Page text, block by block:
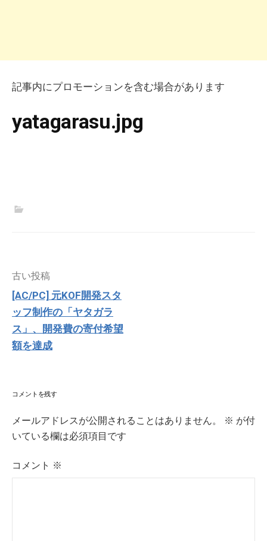
記事内にプロモーションを含む場合があります
yatagarasu.jpg
投
ナ
ビ
ゲ
ー
シ
古い投稿
[AC/PC] 元KOF開発スタ
ッフ制作の「ヤタガラ
ス」、開発費の寄付希望
額を達成
コメントを残す
メールアドレスが公開されることはありません。 ※ が付
いている欄は必須項目です
コメント ※